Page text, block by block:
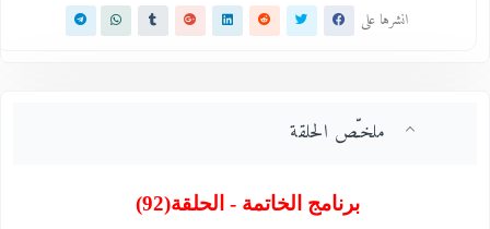
انشرها على
ملخـّص الحلقة
برنامج الخاتمة - الحلقة(92)